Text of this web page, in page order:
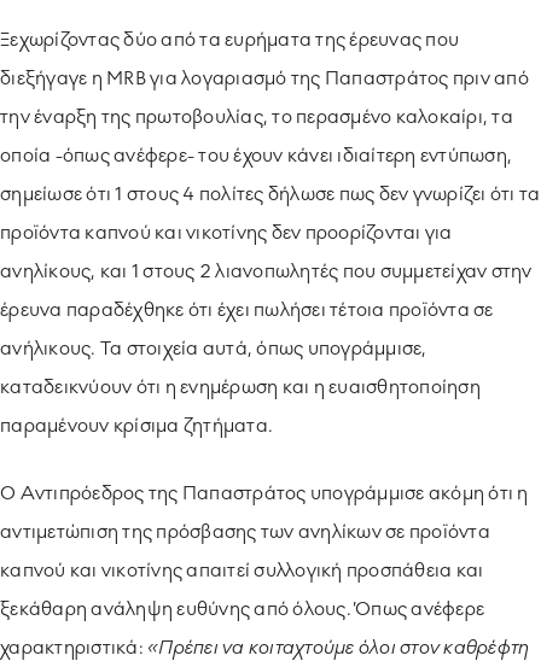
Ξεχωρίζοντας δύο από τα ευρήματα της έρευνας που
διεξήγαγε η MRB για λογαριασμό της Παπαστράτος πριν από
την έναρξη της πρωτοβουλίας, το περασμένο καλοκαίρι, τα
οποία -όπως ανέφερε- του έχουν κάνει ιδιαίτερη εντύπωση,
σημείωσε ότι 1 στους 4 πολίτες δήλωσε πως δεν γνωρίζει ότι τα
προϊόντα καπνού και νικοτίνης δεν προορίζονται για
ανηλίκους, και 1 στους 2 λιανοπωλητές που συμμετείχαν στην
έρευνα παραδέχθηκε ότι έχει πωλήσει τέτοια προϊόντα σε
ανήλικους. Τα στοιχεία αυτά, όπως υπογράμμισε,
καταδεικνύουν ότι η ενημέρωση και η ευαισθητοποίηση
παραμένουν κρίσιμα ζητήματα.
Ο Αντιπρόεδρος της Παπαστράτος υπογράμμισε ακόμη ότι η
αντιμετώπιση της πρόσβασης των ανηλίκων σε προϊόντα
καπνού και νικοτίνης απαιτεί συλλογική προσπάθεια και
ξεκάθαρη ανάληψη ευθύνης από όλους. Όπως ανέφερε
χαρακτηριστικά: «Πρέπει να κοιταχτούμε όλοι στον καθρέφτη